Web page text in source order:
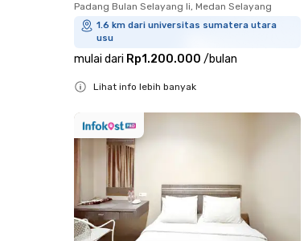
Padang Bulan Selayang Ii, Medan Selayang
1.6 km dari universitas sumatera utara
usu
mulai dari Rp1.200.000 /bulan
Lihat info lebih banyak